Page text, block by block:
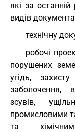
які за
видів
технічну
робочі
порушених
угідь,
заболочення,
зсувів,
промисловими
та